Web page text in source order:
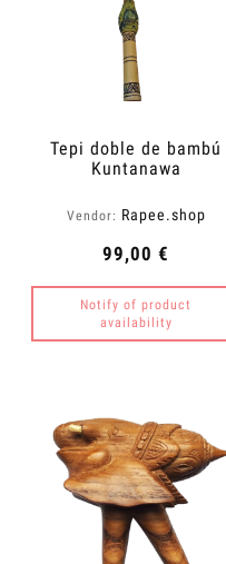
Tepi doble de bambú
Kuntanawa
Vendor: Rapee.shop
99,00 €
Notify of product
availability